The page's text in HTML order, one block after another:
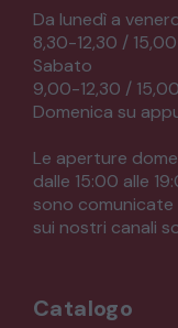
Da lunedì a
8,30-12,30 /
Sabato
9,00-12,30 /
Domenica su
Le aperture
dalle 15:00 alle
sono comunicate
sui nostri canali
Catalogo